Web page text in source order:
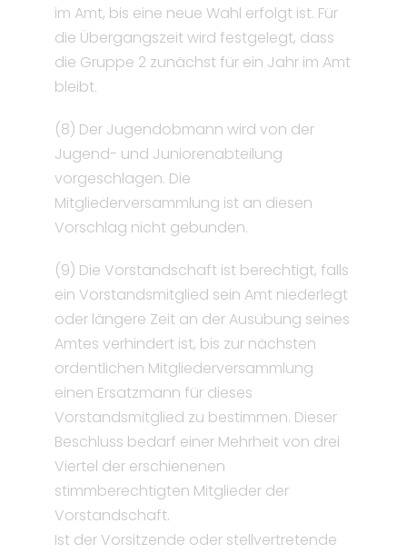
im Amt, bis eine neue Wahl erfolgt ist. Für
die Übergangszeit wird festgelegt, dass
die Gruppe 2 zunächst für ein Jahr im Amt
bleibt.
(8) Der Jugendobmann wird von der
Jugend- und Juniorenabteilung
vorgeschlagen. Die
Mitgliederversammlung ist an diesen
Vorschlag nicht gebunden.
(9) Die Vorstandschaft ist berechtigt, falls
ein Vorstandsmitglied sein Amt niederlegt
oder längere Zeit an der Ausübung seines
Amtes verhindert ist, bis zur nächsten
ordentlichen Mitgliederversammlung
einen Ersatzmann für dieses
Vorstandsmitglied zu bestimmen. Dieser
Beschluss bedarf einer Mehrheit von drei
Viertel der erschienenen
stimmberechtigten Mitglieder der
Vorstandschaft.
Ist der Vorsitzende oder stellvertretende